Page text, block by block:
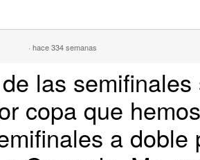
· hace 334 semanas
las
copa que
a